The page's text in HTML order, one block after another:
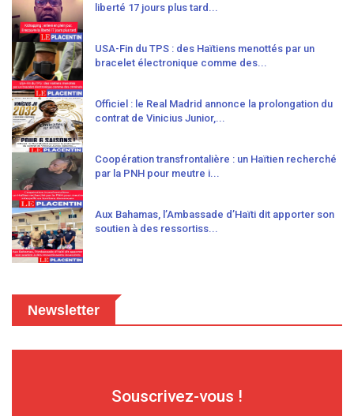
liberté 17 jours plus tard...
USA-Fin du TPS : des Haïtiens menottés par un
bracelet électronique comme des...
Officiel : le Real Madrid annonce la prolongation du
contrat de Vinicius Junior,...
Coopération transfrontalière : un Haïtien recherché
par la PNH pour meutre i...
Aux Bahamas, l’Ambassade d’Haïti dit apporter son
soutien à des ressortiss...
Newsletter
Souscrivez-vous !